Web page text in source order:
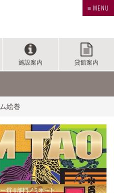
≡ MENU
施設案内 貸館案内
絵巻